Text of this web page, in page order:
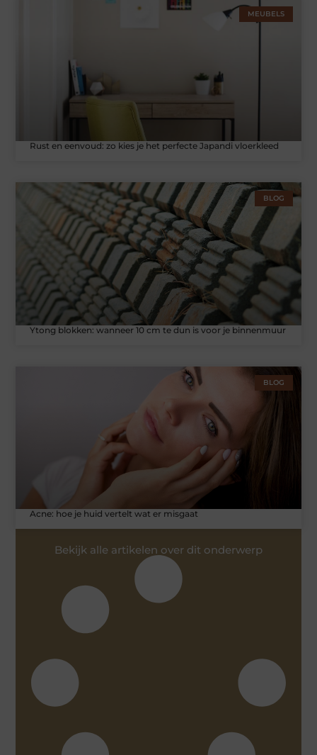
MEUBELS
Rust en eenvoud: zo kies je het perfecte Japandi vloerkleed
BLOG
Ytong blokken: wanneer 10 cm te dun is voor je binnenmuur
BLOG
Acne: hoe je huid vertelt wat er misgaat
Bekijk alle artikelen over dit onderwerp